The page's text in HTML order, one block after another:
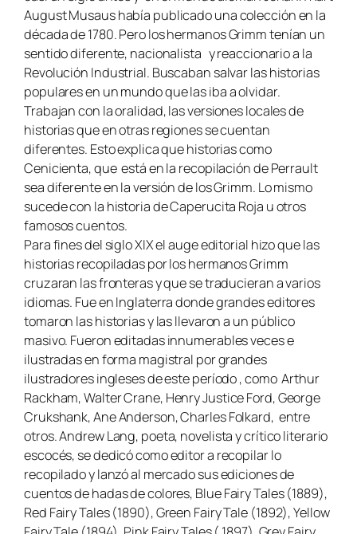
August Musaus había publicado una colección en la
década de 1780. Pero los hermanos Grimm tenían un
sentido diferente, nacionalista y reaccionario a la
Revolución Industrial. Buscaban salvar las historias
populares en un mundo que las iba a olvidar.
Trabajan con la oralidad, las versiones locales de
historias que en otras regiones se cuentan
diferentes. Esto explica que historias como
Cenicienta, que está en la recopilación de Perrault
sea diferente en la versión de los Grimm. Lo mismo
sucede con la historia de Caperucita Roja u otros
famosos cuentos.
Para fines del siglo XIX el auge editorial hizo que las
historias recopiladas por los hermanos Grimm
cruzaran las fronteras y que se traducieran a varios
idiomas. Fue en Inglaterra donde grandes editores
tomaron las historias y las llevaron a un público
masivo. Fueron editadas innumerables veces e
ilustradas en forma magistral por grandes
ilustradores ingleses de este período , como Arthur
Rackham, Walter Crane, Henry Justice Ford, George
Crukshank, Ane Anderson, Charles Folkard, entre
otros. Andrew Lang, poeta, novelista y crítico literario
escocés, se dedicó como editor a recopilar lo
recopilado y lanzó al mercado sus ediciones de
cuentos de hadas de colores, Blue Fairy Tales (1889),
Red Fairy Tales (1890),Green Fairy Tale (1892),Yellow